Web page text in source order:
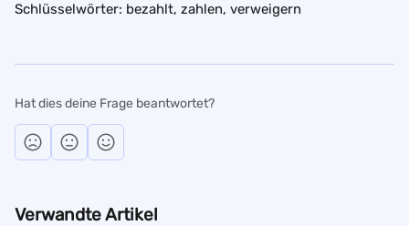
Schlüsselwörter: bezahlt, zahlen, verweigern
Hat dies deine Frage beantwortet?
Verwandte Artikel